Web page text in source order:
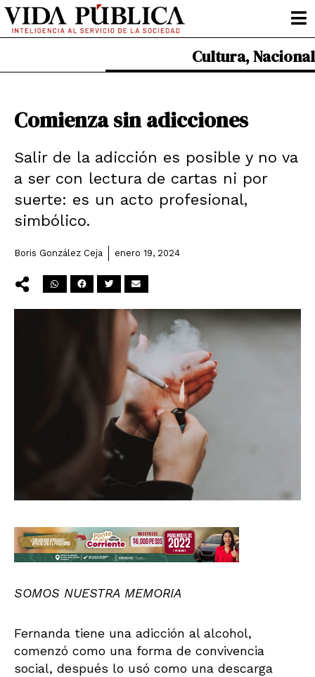
Ir
contenido
Cultura,Nacional
Comienza sin adicciones
Salir de la adicción es posible y no va
a ser con lectura de cartas ni por
suerte: es un acto profesional,
simbólico.
Boris González Ceja enero 19, 2024
SOMOS NUESTRA MEMORIA
Fernanda tiene una adicción al alcohol,
comenzó como una forma de convivencia
social, después lo usó como una descarga